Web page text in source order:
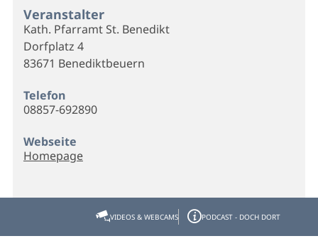
Veranstalter
Kath. Pfarramt St. Benedikt
Dorfplatz 4
83671 Benediktbeuern
Telefon
08857-692890
Webseite
Homepage
VIDEOS & WEBCAMS PODCAST - DOCH DORT